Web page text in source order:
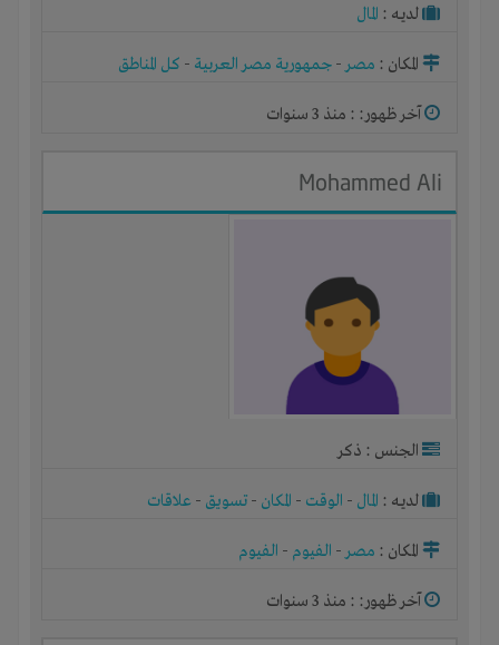
لديـه : المال
المكان : مصر- جمهورية مصر العربية - كل المناطق
آخر ظهور: : منذ 3 سنوات
Mohammed Ali
الجنس : ذكر
لديـه : المال - الوقت - المكان - تسويق - علاقات
المكان : مصر- الفيوم - الفيوم
آخر ظهور: : منذ 3 سنوات